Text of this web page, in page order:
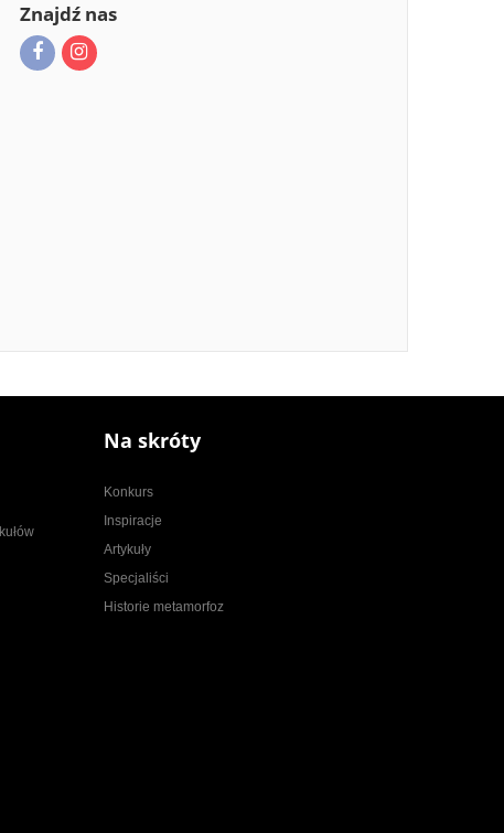
Znajdź nas
Na skróty
Konkurs
Inspiracje
Artykuły
Specjaliści
Historie metamorfoz